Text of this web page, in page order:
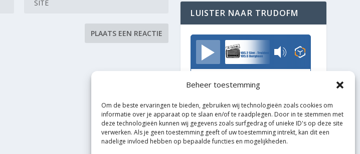
Beheer toestemming
Om de beste ervaringen te bieden, gebruiken wij technologieën zoals cookies om
informatie over je apparaat op te slaan en/of te raadplegen. Door in te stemmen met
deze technologieën kunnen wij gegevens zoals surfgedrag of unieke ID's op deze site
verwerken. Als je geen toestemming geeft of uw toestemming intrekt, kan dit een
nadelige invloed hebben op bepaalde functies en mogelijkheden.
LUISTER NAAR TRUDOFM
TrudoFM